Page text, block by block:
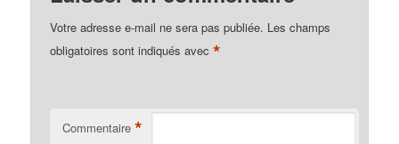
Votre adresse e-mail ne sera pas publiée. Les champs
obligatoires sont indiqués avec*
Commentaire *